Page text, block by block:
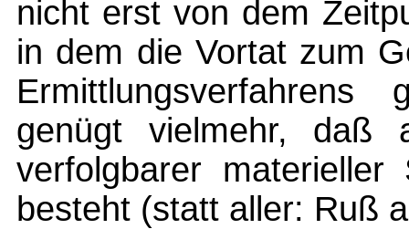
nicht erst von dem
in dem die Vortat zum
genügt vielmehr, daß
verfolgbarer
besteht (statt aller: Ruß